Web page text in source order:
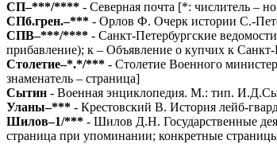
СП–***/**** - Северная почта [*: числитель –
СПб.грен.–*** - Орлов Ф. Очерк истории С.-
СПВ–***/**** - Санкт-Петербургские ведомости
прибавление); к – Объявление о купчих к
Столетие–*.*/*** - Столетие Военного
знаменатель – страница]
Сытин - Военная энциклопедия. М.: тип.
Уланы–*** - Крестовский В. История лейб-
Шилов–1/*** - Шилов Д.Н. Государственные
страница при упоминании; конкретные